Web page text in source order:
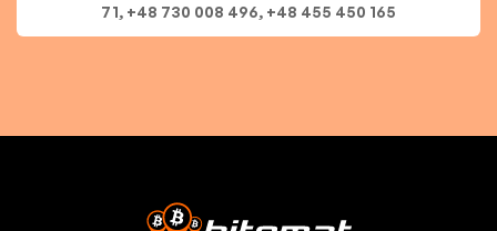
71, +48 730 008 496, +48 455 450 165